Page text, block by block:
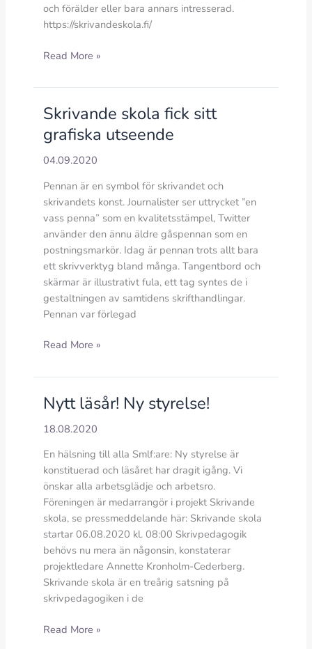
och förälder eller bara annars intresserad.
https://skrivandeskola.fi/
Skrivande
lanserar
hemsida!
Read More »
Skrivande skola fick sitt
grafiska utseende
04.09.2020
Pennan är en symbol för skrivandet och
skrivandets konst. Journalister ser uttrycket ”en
vass penna” som en kvalitetsstämpel, Twitter
använder den ännu äldre gåspennan som en
postningsmarkör. Idag är pennan trots allt bara
ett skrivverktyg bland många. Tangentbord och
skärmar är illustrativt fula, ett tag syntes de i
gestaltningen av samtidens skrifthandlingar.
Pennan var förlegad
Skrivande
fick
grafiska
utseende
Read More »
Nytt läsår! Ny styrelse!
18.08.2020
En hälsning till alla Smlf:are: Ny styrelse är
konstituerad och läsåret har dragit igång. Vi
önskar alla arbetsglädje och arbetsro.
Föreningen är medarrangör i projekt Skrivande
skola, se pressmeddelande här: Skrivande skola
startar 06.08.2020 kl. 08:00 Skrivpedagogik
behövs nu mera än någonsin, konstaterar
projektledare Annette Kronholm-Cederberg.
Skrivande skola är en treårig satsning på
skrivpedagogiken i de
Nytt
Read More »